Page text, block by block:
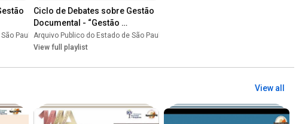
da Paulo • Playlist
Ciclo de Debates sobre Gestão
Documental - “Gestão
documental e direito de
acesso”
Arquivo Publico do Estado de São Paulo
View full playlist
View all